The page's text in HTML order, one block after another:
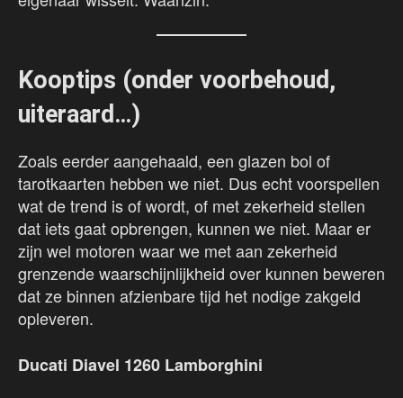
Kooptips (onder voorbehoud,
uiteraard…)
Zoals eerder aangehaald, een glazen bol of
tarotkaarten hebben we niet. Dus echt voorspellen
wat de trend is of wordt, of met zekerheid stellen
dat iets gaat opbrengen, kunnen we niet. Maar er
zijn wel motoren waar we met aan zekerheid
grenzende waarschijnlijkheid over kunnen beweren
dat ze binnen afzienbare tijd het nodige zakgeld
opleveren.
Ducati Diavel 1260 Lamborghini